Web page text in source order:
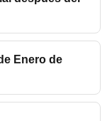
Enero de